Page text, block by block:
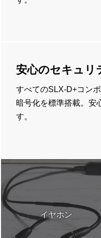
安心のセキュリ
すべてのSLX-D+コン
暗号化を標準搭載。安
す。
イヤホン